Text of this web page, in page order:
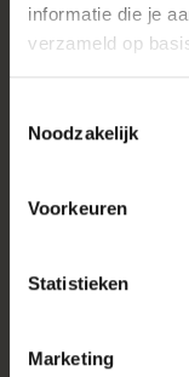
informatie die je
verzameld op
Noodzakelijk
Voorkeuren
Statistieken
Marketing
WHITEWASH